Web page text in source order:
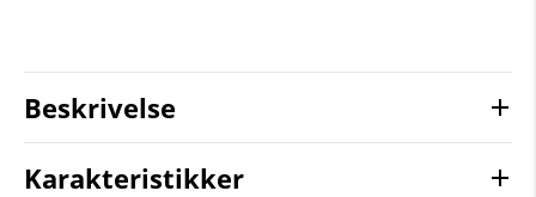
Beskrivelse
Karakteristikker